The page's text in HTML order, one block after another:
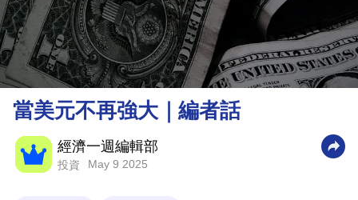
資
樓
市
理
財
商
業
當美元不再強大｜編者話
經濟一週編輯部
投資 May 9 2025